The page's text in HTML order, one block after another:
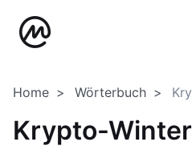
Home Wörterbuch
Krypto-Winter